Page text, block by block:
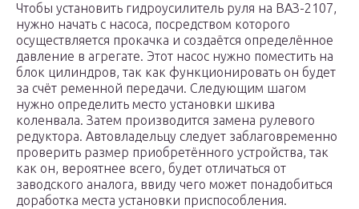
Чтобы установить гидроусилитель руля на ВАЗ-2107,
нужно начать с насоса, посредством которого
осуществляется прокачка и создаётся определённое
давление в агрегате. Этот насос нужно поместить на
блок цилиндров, так как функционировать он будет
за счёт ременной передачи. Следующим шагом
нужно определить место установки шкива
коленвала. Затем производится замена рулевого
редуктора. Автовладельцу следует заблаговременно
проверить размер приобретённого устройства, так
как он, вероятнее всего, будет отличаться от
заводского аналога, ввиду чего может понадобиться
доработка места установки приспособления.